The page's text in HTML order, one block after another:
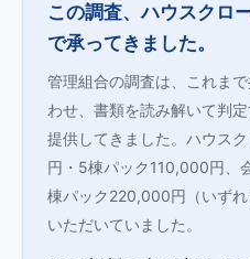
この調査、ハウスクロ
で承ってきました。
管理組合の調査は、これま
わせ、書類を読み解いて判
提供してきました。ハウス
円・5棟パック110,000円、
棟パック220,000円（いず
いただいていました。